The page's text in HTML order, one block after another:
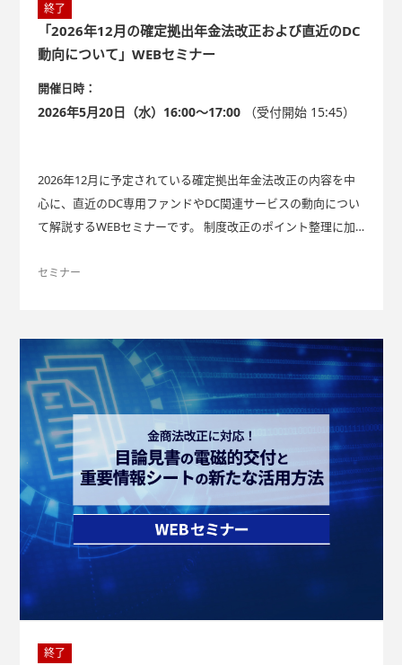
終了
「2026年12月の確定拠出年金法改正および直近のDC
動向について」WEBセミナー
開催日時：
2026年5月20日（水）16:00～17:00 （受付開始 15:45）
2026年12月に予定されている確定拠出年金法改正の内容を中
心に、直近のDC専用ファンドやDC関連サービスの動向につい
て解説するWEBセミナーです。 制度改正のポイント整理に加
紹介し、今後の実務検討に役立つ情報をご提供します。
セミナー
終了